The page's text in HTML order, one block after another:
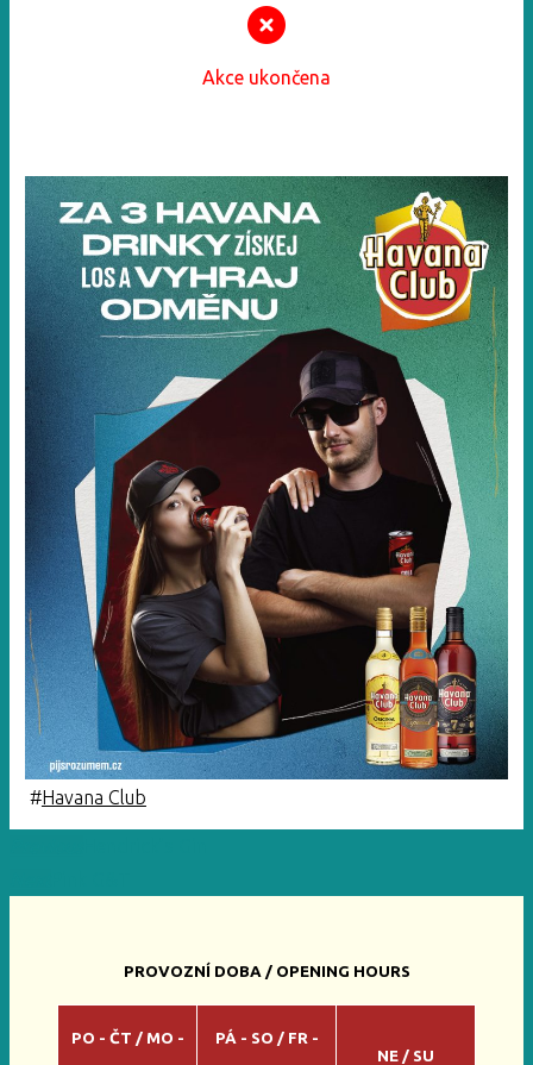
Akce ukončena
#Havana Club
PROVOZNÍ DOBA / OPENING HOURS
PO - ČT / MO -
PÁ - SO / FR -
NE / SU